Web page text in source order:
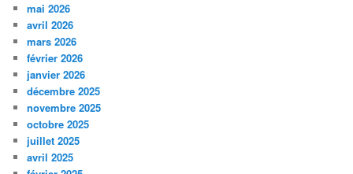
mai 2026
avril 2026
mars 2026
février 2026
janvier 2026
décembre 2025
novembre 2025
octobre 2025
juillet 2025
avril 2025